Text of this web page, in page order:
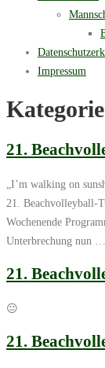
Impressum
21.
„I’m walking on
21. Beachvolleyball-
Wochenende
Unterbrechung nun …
21.
😐
21.